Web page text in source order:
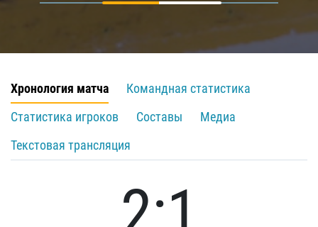
Хронология матча
Командная статистика
Статистика игроков
Составы
Медиа
Текстовая трансляция